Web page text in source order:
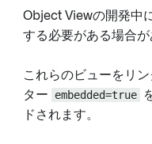
Object Viewの開発中
する必要がある場合が
これらのビューをリ
ター
embedded=true
ドされます。